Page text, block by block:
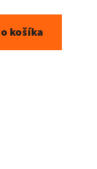
košíka